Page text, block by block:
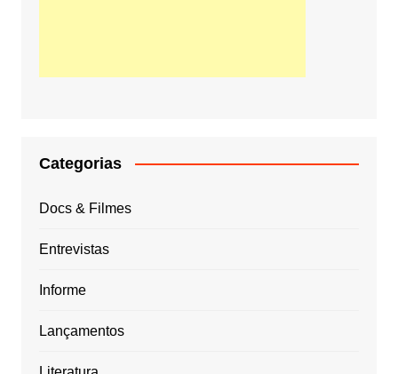
Categorias
Docs & Filmes
Entrevistas
Informe
Lançamentos